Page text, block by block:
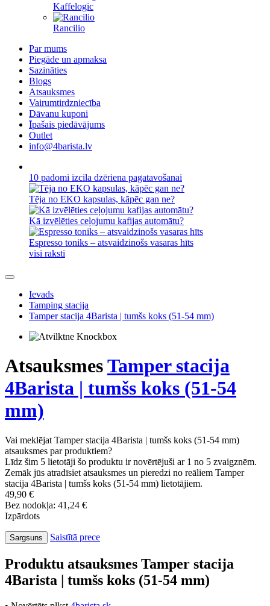
Kaffelogic
Rancilio
Par mums
Piegāde un apmaksa
Sazināties
Blogs
Atsauksmes
Vairumtirdzniecība
Dāvanu kuponi
Īpašais piedāvājums
Outlet
info@4barista.lv
Tēja no EKO kapsulas, kāpēc gan ne?
Kā izvēlēties ceļojumu kafijas automātu?
Espresso toniks – atsvaidzinošs vasaras hīts
Ievads
Tamping stacija
Tamper stacija 4Barista | tumšs koks (51-54 mm)
Atsauksmes
4Barista | tumšs koks (51-54
mm)